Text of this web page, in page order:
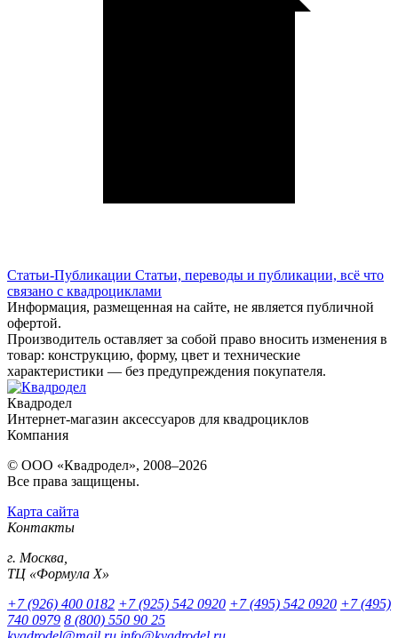
Статьи-Публикации Статьи, переводы и публикации, всё что
связано с квадроциклами
Информация, размещенная на сайте, не является публичной
офертой.
Производитель оставляет за собой право вносить изменения в
товар: конструкцию, форму, цвет и технические
характеристики — без предупреждения покупателя.
Квадродел
Интернет-магазин аксессуаров для квадроциклов
Компания
© ООО «Квадродел», 2008–2026
Все права защищены.
Карта сайта
Контакты
г. Москва,
ТЦ «Формула Х»
+7 (926) 400 0182 +7 (925) 542 0920 +7 (495) 542 0920 +7 (495)
740 0979 8 (800) 550 90 25